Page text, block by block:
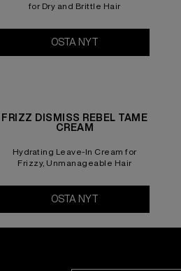
for Dry and Brittle Hair
OSTA NYT
FRIZZ DISMISS REBEL TAME
CREAM
Hydrating Leave-In Cream for
Frizzy, Unmanageable Hair
OSTA NYT